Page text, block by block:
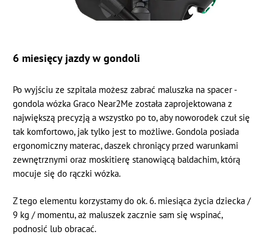
6 miesięcy jazdy w gondoli
Po wyjściu ze szpitala możesz zabrać maluszka na spacer -
gondola wózka Graco Near2Me została zaprojektowana z
największą precyzją a wszystko po to, aby noworodek czuł się
tak komfortowo, jak tylko jest to możliwe. Gondola posiada
ergonomiczny materac, daszek chroniący przed warunkami
zewnętrznymi oraz moskitierę stanowiącą baldachim, którą
mocuje się do rączki wózka.
Z tego elementu korzystamy do ok. 6. miesiąca życia dziecka /
9 kg / momentu, aż maluszek zacznie sam się wspinać,
podnosić lub obracać.